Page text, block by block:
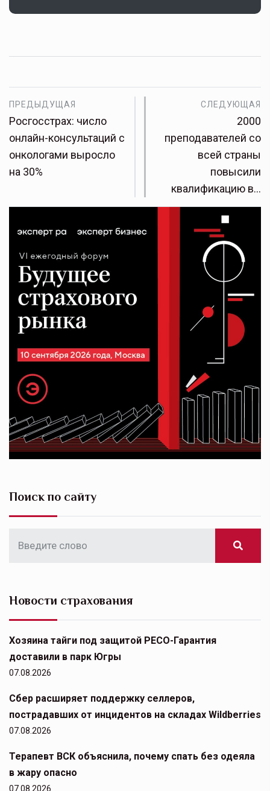
ПРЕДЫДУЩАЯ
Росгосстрах: число
онлайн-консультаций с
онкологами выросло
на 30%
СЛЕДУЮЩАЯ
2000
преподавателей со
всей страны
повысили
квалификацию в…
Поиск по сайту
Новости страхования
Хозяина тайги под защитой РЕСО-Гарантия
доставили в парк Югры
07.08.2026
Сбер расширяет поддержку селлеров,
пострадавших от инцидентов на складах Wildberries
07.08.2026
Терапевт ВСК объяснила, почему спать без одеяла
в жару опасно
07.08.2026